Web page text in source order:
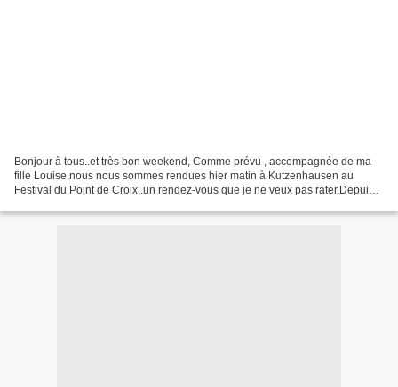
Bonjour à tous..et très bon weekend, Comme prévu , accompagnée de ma
fille Louise,nous nous sommes rendues hier matin à Kutzenhausen au
Festival du Point de Croix..un rendez-vous que je ne veux pas rater.Depuis